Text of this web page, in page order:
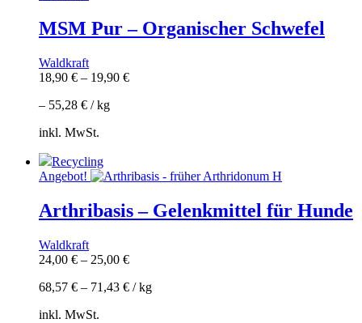
MSM Pur – Organischer Schwefel
Waldkraft
18,90 € – 19,90 €
– 55,28 € /kg
inkl. MwSt.
Recycling
Angebot!
Arthribasis – Gelenkmittel für Hunde
Waldkraft
24,00 € – 25,00 €
68,57 € – 71,43 € /kg
inkl. MwSt.